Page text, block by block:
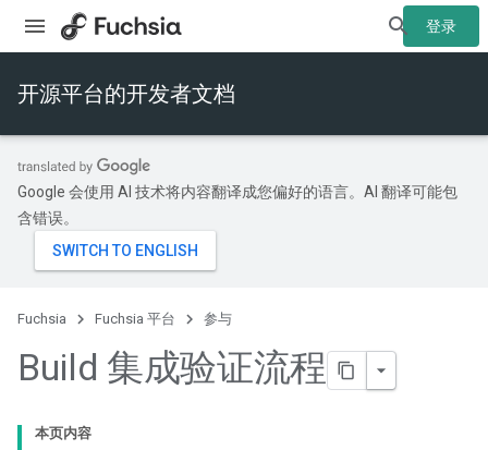
登录
开源平台的开发者文档
Google 会使用 AI 技术将内容翻译成您偏好的语言。AI 翻译可能包
含错误。
Fuchsia Fuchsia 平台 参与
Build 集成验证流程
本页内容